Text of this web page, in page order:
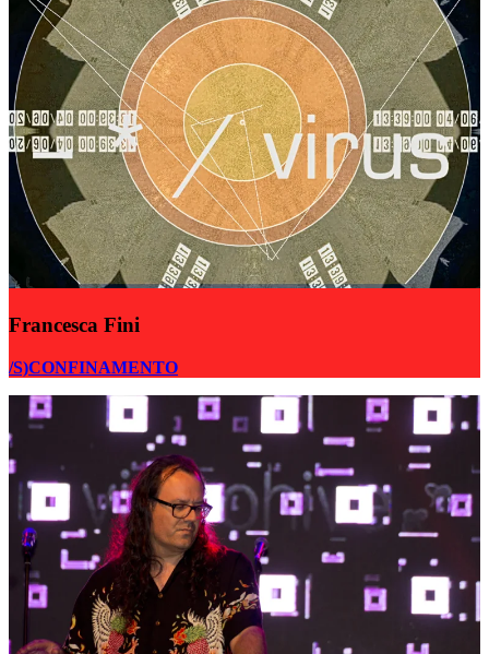
Francesca Fini
/S)CONFINAMENTO